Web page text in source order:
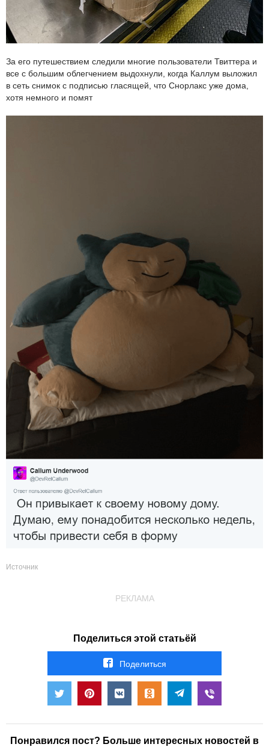
За его путешествием следили многие пользователи Твиттера и
все с большим облегчением выдохнули, когда Каллум выложил
в сеть снимок с подписью гласящей, что Снорлакс уже дома,
хотя немного и помят
Источник
РЕКЛАМА
Поделиться этой статьёй
Поделиться
Понравился пост? Больше интересных новостей в